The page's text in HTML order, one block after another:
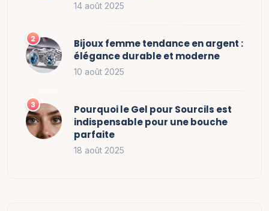
14 août 2025
Bijoux femme tendance en argent :
élégance durable et moderne
10 août 2025
Pourquoi le Gel pour Sourcils est
indispensable pour une bouche
parfaite
18 août 2025